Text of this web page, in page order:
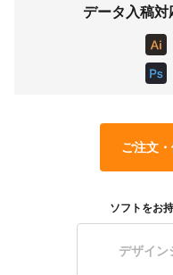
データ入稿
ご注文
ソフトをお
デザイン